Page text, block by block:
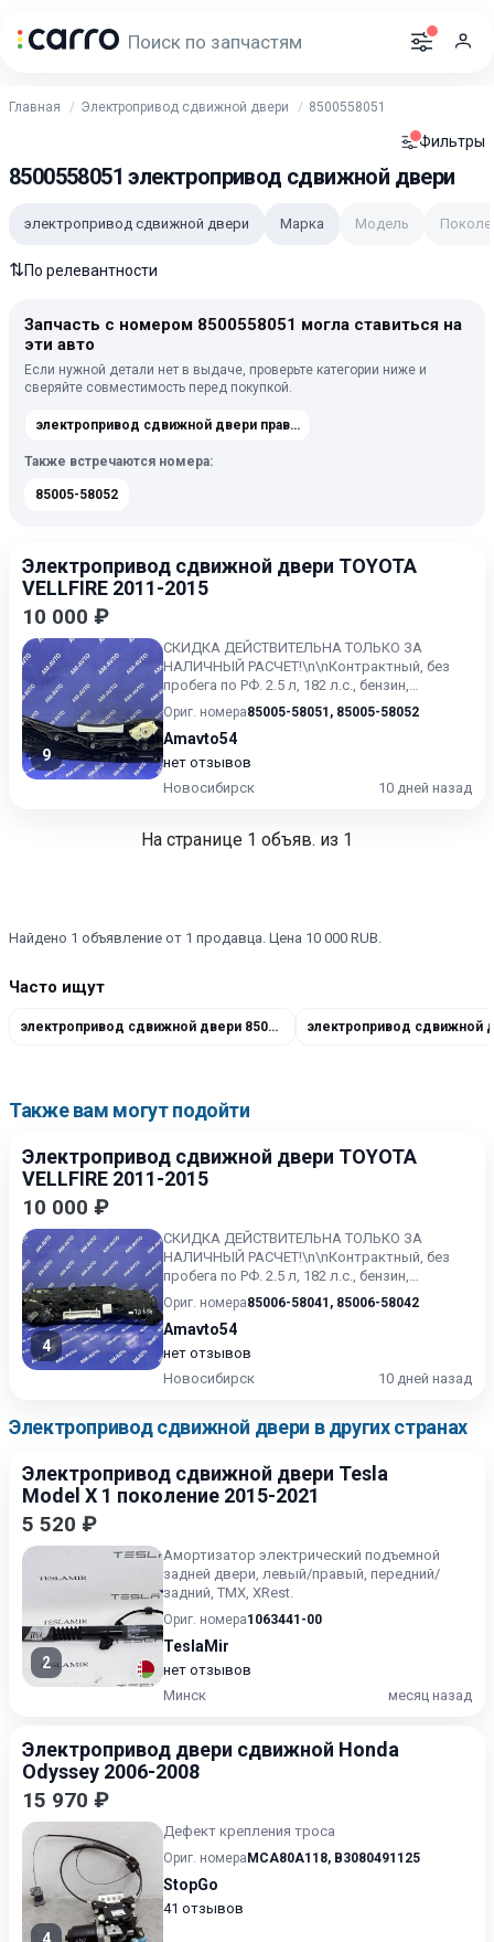
Главная Электропривод сдвижной двери 8500558051
Фильтры
8500558051 электропривод сдвижной двери
электропривод сдвижной двери Марка Модель
⇅По релевантности
Запчасть с номером 8500558051 могла ставиться на
эти авто
Если нужной детали нет в выдаче, проверьте категории ниже и
сверяйте совместимость перед покупкой.
электропривод сдвижной двери правой Toyota Vellfire H20 [рестайлинг] 2011-2015
Также встречаются номера:
85005-58052
Электропривод сдвижной двери TOYOTA
VELLFIRE 2011-2015
10 000 ₽
9
СКИДКА ДЕЙСТВИТЕЛЬНА ТОЛЬКО ЗА
НАЛИЧНЫЙ РАСЧЕТ!\n\nКонтрактный, без
пробега по РФ. 2.5 л, 182 л.с., бензин,
вариатор (CVT), передний привод...
Ориг. номера85005-58051 , 85005-58052
Amavto54
нет отзывов
Новосибирск
10 дней назад
На странице 1 объяв. из 1
Найдено 1 объявление от 1 продавца. Цена 10 000 RUB.
Часто ищут
электропривод сдвижной двери 85005-58052
Также вам могут подойти
Электропривод сдвижной двери TOYOTA
VELLFIRE 2011-2015
10 000 ₽
4
СКИДКА ДЕЙСТВИТЕЛЬНА ТОЛЬКО ЗА
НАЛИЧНЫЙ РАСЧЕТ!\n\nКонтрактный, без
пробега по РФ. 2.5 л, 182 л.с., бензин,
вариатор (CVT), передний привод...
Ориг. номера85006-58041 , 85006-58042
Amavto54
нет отзывов
Новосибирск
10 дней назад
Электропривод сдвижной двери в других странах
Электропривод сдвижной двери Tesla
Model X 1 поколение 2015-2021
5 520 ₽
2
Амортизатор электрический подъемной
задней двери, левый/правый, передний/
задний, ТМХ, XRest.
Ориг. номера1063441-00
TeslaMir
нет отзывов
Минск
месяц назад
Электропривод двери сдвижной Honda
Odyssey 2006-2008
15 970 ₽
Дефект крепления троса
Ориг. номера MCA80A118, B3080491125
StopGo
41 отзывов